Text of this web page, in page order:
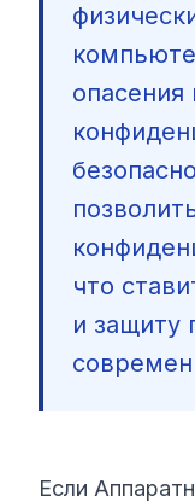
🇷🇺
© 2026
что
и защиту
Если